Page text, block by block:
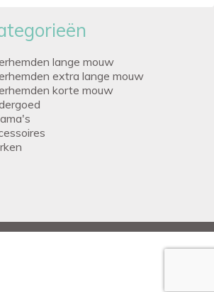
lange mouw
extra lange mouw
korte mouw